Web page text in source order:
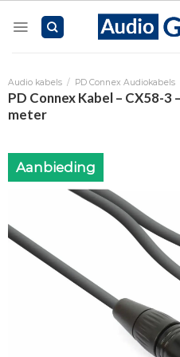
Audio kabels / PD Connex Audiokabels
PD Connex Kabel – CX58-3
meter
Aanbieding